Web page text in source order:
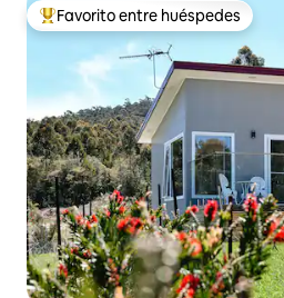
Favorito entre huéspedes preferido
Favorito entre huéspedes